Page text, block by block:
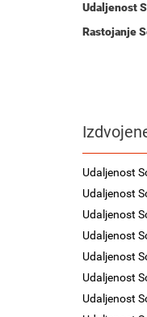
Udaljenost
Rastojanje
Udaljenost
Udaljenost
Udaljenost
Udaljenost
Udaljenost
Udaljenost
Udaljenost